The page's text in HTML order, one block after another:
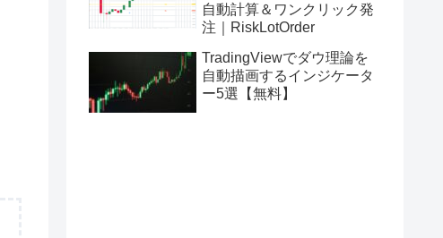
自動計算＆ワンクリック発
注｜RiskLotOrder
TradingViewでダウ理論を
自動描画するインジケータ
ー5選【無料】